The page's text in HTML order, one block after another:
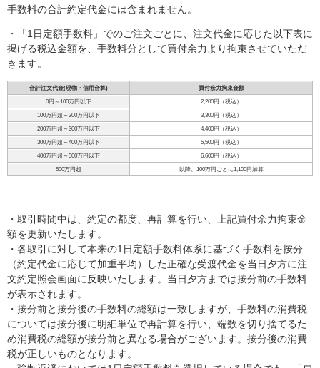
手数料の合計約定代金には含まれません。
・「1日定額手数料」でのご注文ごとに、注文代金に応じた以下表に
掲げる税込金額を、手数料分として買付余力より拘束させていただ
きます。
合計注文代金(現物・信用合算)
買付余力拘束金額
0円～100万円以下
2,200円（税込）
100万円超～200万円以下
3,300円（税込）
200万円超～300万円以下
4,400円（税込）
300万円超～400万円以下
5,500円（税込）
400万円超～500万円以下
6,600円（税込）
500万円超
以降、100万円ごとに1,100円加算
・取引時間中は、約定の都度、再計算を行い、上記買付余力拘束金
額を更新いたします。
・各取引に対して本来の1日定額手数料体系に基づく手数料を按分
（約定代金に応じて加重平均）した正確な受渡代金を当日夕方に注
文約定照会画面に反映いたします。当日夕方までは按分前の手数料
が表示されます。
・按分前と按分後の手数料の総額は一致しますが、手数料の消費税
については按分後に明細単位で再計算を行い、端数を切り捨てるた
め消費税の総額が按分前と異なる場合がございます。按分後の消費
税が正しいものとなります。